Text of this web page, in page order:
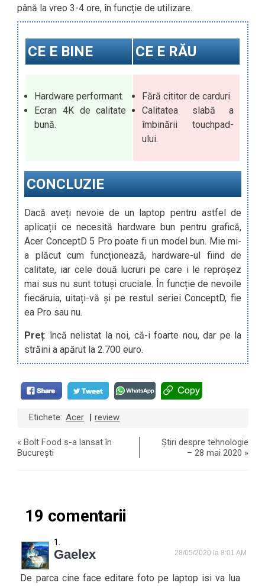
până la vreo 3-4 ore, în funcție de utilizare.
CE E BINE CE E RĂU
Hardware performant.
Ecran 4K de calitate
bună.
Fără cititor de carduri.
Calitatea slabă a
îmbinării touchpad-
ului.
CONCLUZIE
Dacă aveți nevoie de un laptop pentru astfel de
aplicații ce necesită hardware bun pentru grafică,
Acer ConceptD 5 Pro poate fi un model bun. Mie mi-
a plăcut cum funcționează, hardware-ul fiind de
calitate, iar cele două lucruri pe care i le reproșez
mai sus nu sunt totuși cruciale. În funcție de nevoile
fiecăruia, uitați-vă și pe restul seriei ConceptD, fie
ea Pro sau nu.
Preț: încă nelistat la noi, că-i foarte nou, dar pe la
străini a apărut la 2.700 euro.
Etichete: Acer review
«Bolt Food s-a lansat în
București
Știri despre tehnologie
– 28 mai 2020 »
19 comentarii
Gaelex 28/05/2020 la 8:01 AM
De parca cine face editare foto pe laptop isi va lua